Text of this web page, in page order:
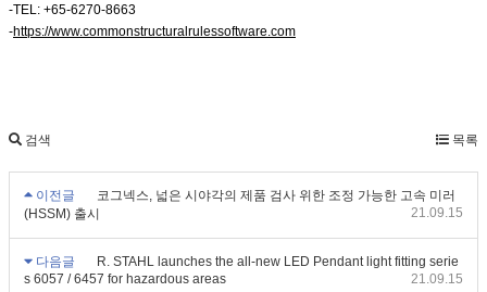
-TEL: +65-6270-8663
-https://www.commonstructuralrulessoftware.com
검색 목록
이전글
코그넥스, 넓은 시야각의 제품 검사 위한 조정 가능한 고속 미러
(HSSM) 출시
21.09.15
다음글
R. STAHL launches the all-new LED Pendant light fitting serie
s 6057 / 6457 for hazardous areas
21.09.15